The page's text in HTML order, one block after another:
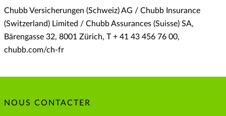
Chubb Versicherungen (Schweiz) AG / Chubb Insurance
(Switzerland) Limited / Chubb Assurances (Suisse) SA,
Bärengasse 32, 8001 Zürich, T + 41 43 456 76 00,
chubb.com/ch-fr
NOUS CONTACTER